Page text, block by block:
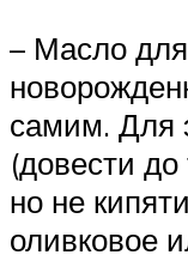
– Масло
самим. Для
(довести
но не
оливковое